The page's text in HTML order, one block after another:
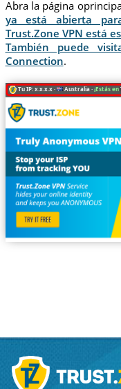
Abra la página
ya está abierta
Trust.Zone VPN está
También puede
Connection.
Tu IP: x.x.x.x · Australia ·¡Estás en